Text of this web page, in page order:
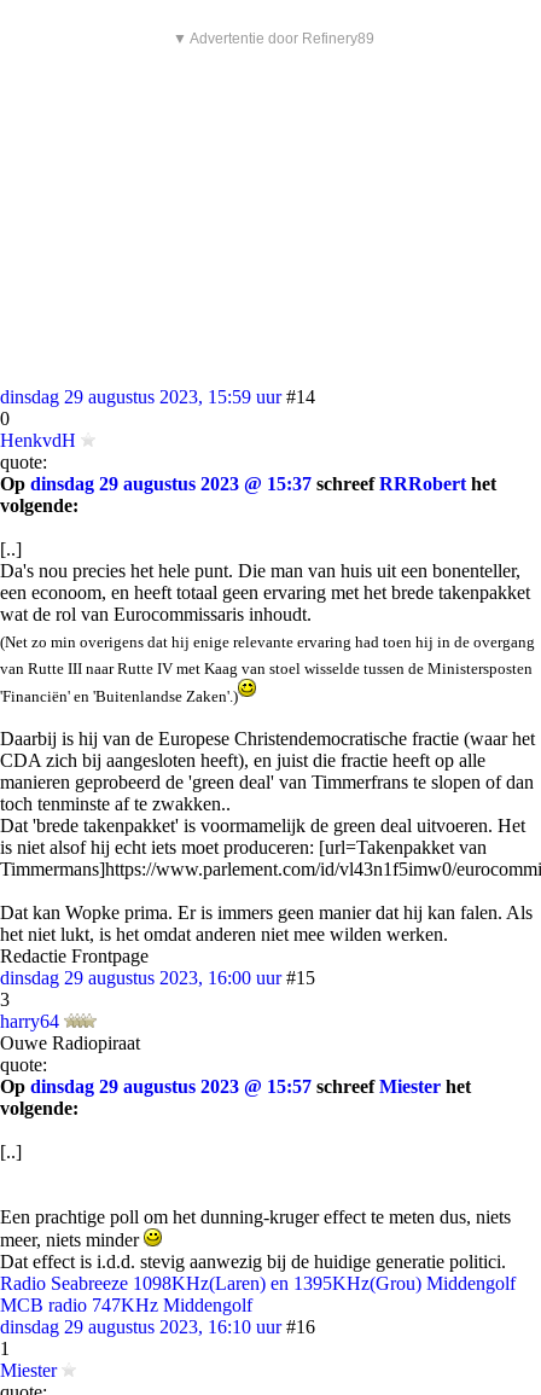
▼ Advertentie door Refinery89
dinsdag 29 augustus 2023, 15:59 uur #14
0
HenkvdH
quote:
Op dinsdag 29 augustus 2023 @ 15:37 schreefRRRobert het
volgende:
[..]
Da's nou precies het hele punt. Die man van huis uit een bonenteller,
een econoom, en heeft totaal geen ervaring met het brede takenpakket
wat de rol van Eurocommissaris inhoudt.
(Net zo min overigens dat hij enige relevante ervaring had toen hij in de overgang
van Rutte III naar Rutte IV met Kaag van stoel wisselde tussen de Ministersposten
'Financiën' en 'Buitenlandse Zaken'.)
Daarbij is hij van de Europese Christendemocratische fractie (waar het
CDA zich bij aangesloten heeft), en juist die fractie heeft op alle
manieren geprobeerd de 'green deal' van Timmerfrans te slopen of dan
toch tenminste af te zwakken..
Dat 'brede takenpakket' is voormamelijk de green deal uitvoeren. Het
is niet alsof hij echt iets moet produceren: [url=Takenpakket van
Timmermans]https://www.parlement.com/id/vl43n1f5imw0/
Dat kan Wopke prima. Er is immers geen manier dat hij kan falen. Als
het niet lukt, is het omdat anderen niet mee wilden werken.
Redactie Frontpage
dinsdag 29 augustus 2023, 16:00 uur #15
3
harry64
Ouwe Radiopiraat
quote:
Op dinsdag 29 augustus 2023 @ 15:57 schreefMiester het
volgende:
[..]
Een prachtige poll om het dunning-kruger effect te meten dus, niets
meer, niets minder
Dat effect is i.d.d. stevig aanwezig bij de huidige generatie politici.
Radio Seabreeze 1098KHz(Laren) en 1395KHz(Grou) Middengolf
MCB radio 747KHz Middengolf
dinsdag 29 augustus 2023, 16:10 uur #16
1
Miester